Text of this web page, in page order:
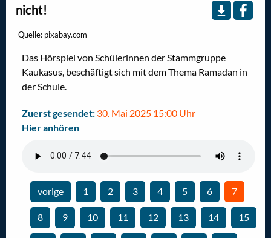
nicht!
Quelle: pixabay.com
Das Hörspiel von Schülerinnen der Stammgruppe
Kaukasus, beschäftigt sich mit dem Thema Ramadan in
der Schule.
Zuerst gesendet: 30. Mai 2025 15:00 Uhr
Hier anhören
vorige
Seite Gehe zur Seite
1
Gehe zur Seite
2
Gehe zur Seite
3
Gehe zur Seite
4
Gehe zur Seite
5
Gehe zur Seite
6 Sie sind
7
Gehe zur Seite
8
Gehe zur Seite
9
Gehe zur Seite
10
Gehe zur Seite
11
Gehe zur Seite
12
Gehe zur Seite
13
Gehe zur
14
Gehe
15